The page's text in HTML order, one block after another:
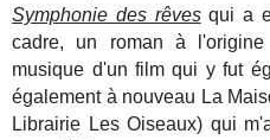
Symphonie des rêves qui a
cadre, un roman à
musique d'un film qui y fut
également à nouveau La
Librairie Les Oiseaux) qui